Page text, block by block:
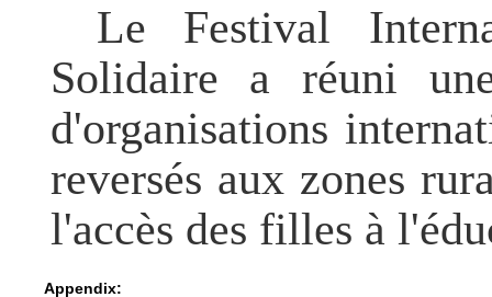
Le Festival
Solidaire a réuni
d'organisations
reversés aux zones
l'accès des filles à
Appendix: